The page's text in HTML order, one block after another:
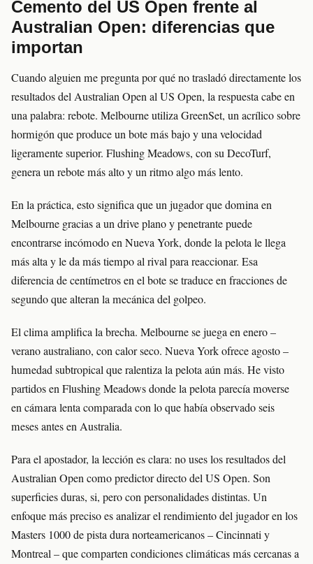
Cemento del US Open frente al
Australian Open: diferencias que
importan
Cuando alguien me pregunta por qué no trasladó directamente los
resultados del Australian Open al US Open, la respuesta cabe en
una palabra: rebote. Melbourne utiliza GreenSet, un acrílico sobre
hormigón que produce un bote más bajo y una velocidad
ligeramente superior. Flushing Meadows, con su DecoTurf,
genera un rebote más alto y un ritmo algo más lento.
En la práctica, esto significa que un jugador que domina en
Melbourne gracias a un drive plano y penetrante puede
encontrarse incómodo en Nueva York, donde la pelota le llega
más alta y le da más tiempo al rival para reaccionar. Esa
diferencia de centímetros en el bote se traduce en fracciones de
segundo que alteran la mecánica del golpeo.
El clima amplifica la brecha. Melbourne se juega en enero –
verano australiano, con calor seco. Nueva York ofrece agosto –
humedad subtropical que ralentiza la pelota aún más. He visto
partidos en Flushing Meadows donde la pelota parecía moverse
en cámara lenta comparada con lo que había observado seis
meses antes en Australia.
Para el apostador, la lección es clara: no uses los resultados del
Australian Open como predictor directo del US Open. Son
superficies duras, si, pero con personalidades distintas. Un
enfoque más preciso es analizar el rendimiento del jugador en los
Masters 1000 de pista dura norteamericanos – Cincinnati y
Montreal – que comparten condiciones climáticas más cercanas a